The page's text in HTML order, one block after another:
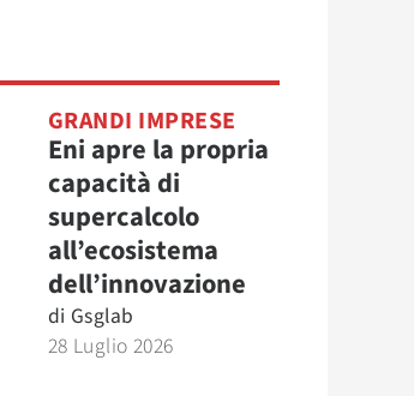
GRANDI IMPRESE
Eni apre la propria
capacità di
supercalcolo
all’ecosistema
dell’innovazione
di Gsglab
28 Luglio 2026